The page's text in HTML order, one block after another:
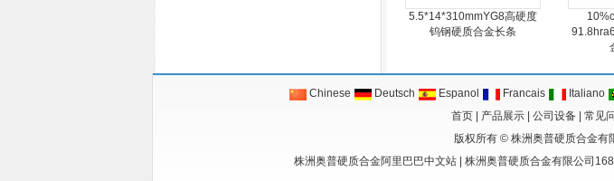
5.5*14*310mmYG8高硬度
钨钢硬质合金长条
Chinese Deutsch Espanol Francais Italiano
首页
产品展示 公司设备 常见
版权所有 © 株洲奥普硬质合金有
株洲奥普硬质合金阿里巴巴中文站| 株洲奥普硬质合金有限公司